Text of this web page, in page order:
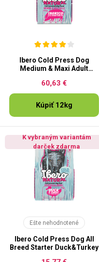
Ibero Cold Press Dog
Medium & Maxi Adult
60,63 €
Kúpiť 12kg
K vybraným variantám
darček zdarma
Ešte nehodnotené
Ibero Cold Press Dog All
Breed Starter Duck&Turkey